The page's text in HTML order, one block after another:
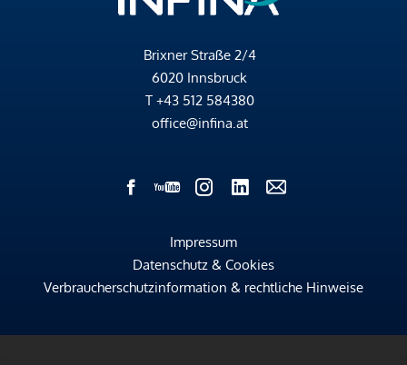
Brixner Straße 2/4
6020 Innsbruck
T +43 512 584380
office@infina.at
Impressum
Datenschutz & Cookies
Verbraucherschutzinformation & rechtliche Hinweise